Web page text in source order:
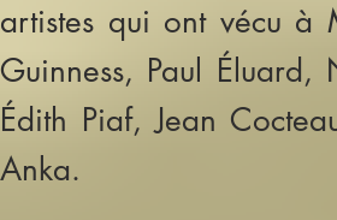
artistes qui ont vécu à
Guinness, Paul
Édith Piaf, Jean
Anka.